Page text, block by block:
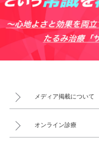
メディア掲載について
オンライン診療